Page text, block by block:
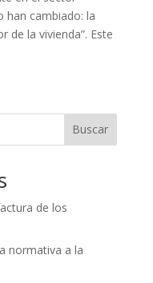
han cambiado: la
de la vivienda”. Este
Buscar
de los
normativa a la